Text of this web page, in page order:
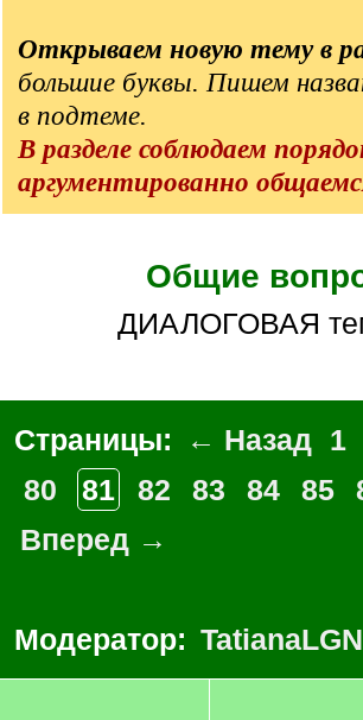
]
Открываем новую тему в
большие буквы. Пишем
в подтеме.
В разделе соблюдаем
аргументированно
Общие
ДИАЛОГОВАЯ
Страницы: ← Назад 1
80
81 82 83 84 85
Вперед →
Модератор: